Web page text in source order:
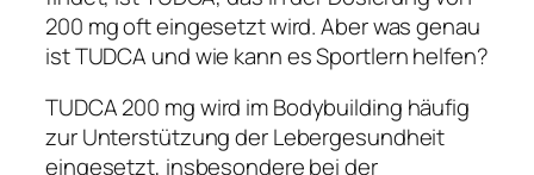
200 mg oft eingesetzt wird. Aber was genau
ist TUDCA und wie kann es Sportlern helfen?
TUDCA 200 mg wird im Bodybuilding häufig
zur Unterstützung der Lebergesundheit
eingesetzt, insbesondere bei der